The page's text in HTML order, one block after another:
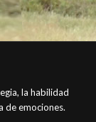
la habilidad
de emociones.